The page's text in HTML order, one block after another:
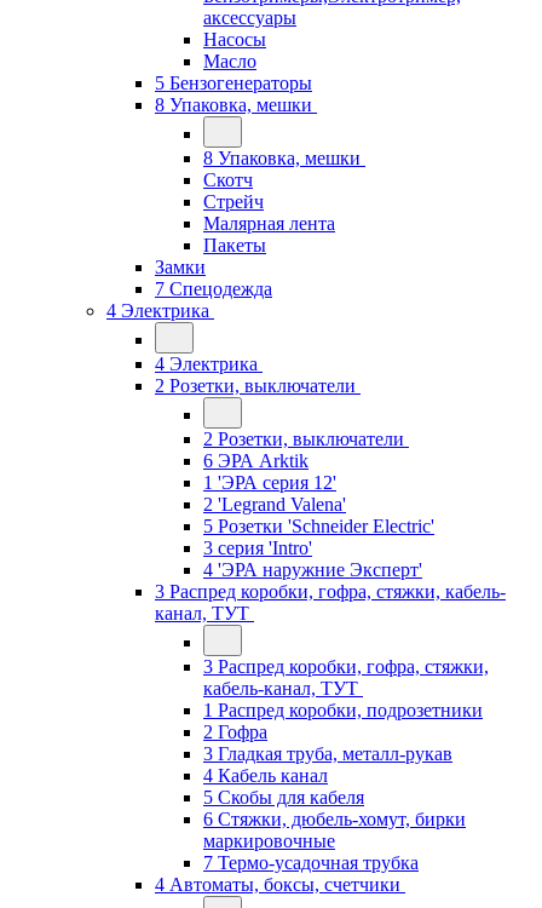
аксессуары
Насосы
Масло
5 Бензогенераторы
8 Упаковка, мешки
8 Упаковка, мешки
Скотч
Стрейч
Малярная лента
Пакеты
Замки
7 Спецодежда
4 Электрика
4 Электрика
2 Розетки, выключатели
2 Розетки, выключатели
6 ЭРА Arktik
1 'ЭРА серия 12'
2 'Legrand Valena'
5 Розетки 'Schneider Electric'
3 серия 'Intro'
4 'ЭРА наружние Эксперт'
3 Распред коробки, гофра, стяжки, кабель-
канал, ТУТ
3 Распред коробки, гофра, стяжки,
кабель-канал, ТУТ
1 Распред коробки, подрозетники
2 Гофра
3 Гладкая труба, металл-рукав
4 Кабель канал
5 Скобы для кабеля
6 Стяжки, дюбель-хомут, бирки
маркировочные
7 Термо-усадочная трубка
4 Автоматы, боксы, счетчики